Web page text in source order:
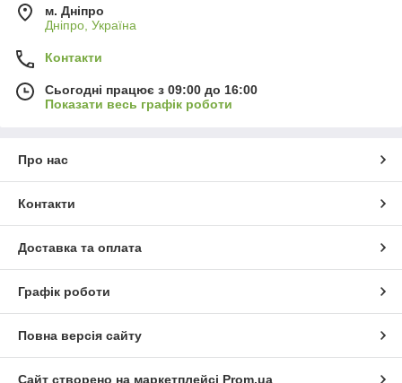
м. Дніпро
Дніпро, Україна
Контакти
Сьогодні працює з 09:00 до 16:00
Показати весь графік роботи
Про нас
Контакти
Доставка та оплата
Графік роботи
Повна версія сайту
Сайт створено на маркетплейсі Prom.ua